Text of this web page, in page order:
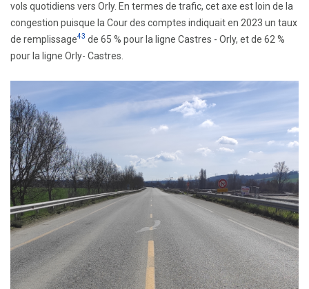
vols quotidiens vers Orly. En termes de trafic, cet axe est loin de la
congestion puisque la Cour des comptes indiquait en 2023 un taux
de remplissage43 de 65 % pour la ligne Castres - Orly, et de 62 %
pour la ligne Orly- Castres.